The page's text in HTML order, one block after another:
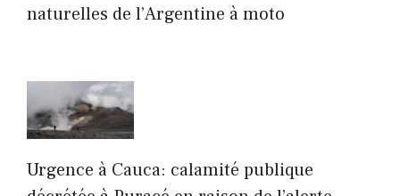
naturelles de l’Argentine à moto
Urgence à Cauca: calamité publique